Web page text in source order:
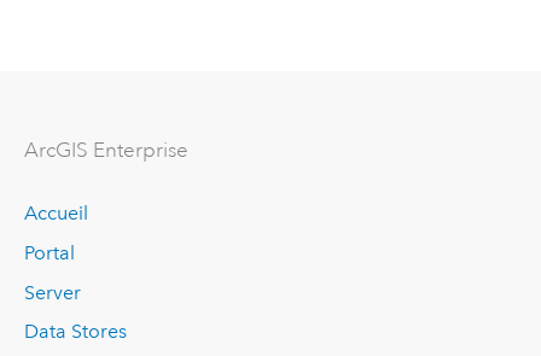
ArcGIS Enterprise
Accueil
Portal
Server
Data Stores